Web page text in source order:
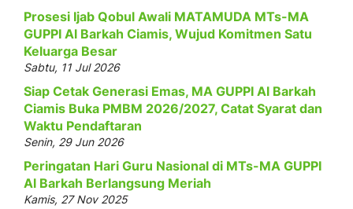
Prosesi Ijab Qobul Awali MATAMUDA MTs-MA
GUPPI Al Barkah Ciamis, Wujud Komitmen Satu
Keluarga Besar
Sabtu, 11 Jul 2026
Siap Cetak Generasi Emas, MA GUPPI Al Barkah
Ciamis Buka PMBM 2026/2027, Catat Syarat dan
Waktu Pendaftaran
Senin, 29 Jun 2026
Peringatan Hari Guru Nasional di MTs-MA GUPPI
Al Barkah Berlangsung Meriah
Kamis, 27 Nov 2025